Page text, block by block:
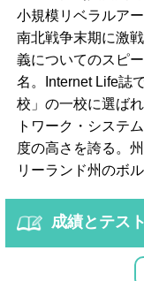
小規模リベラルア
南北戦争末期に激
義についてのスピ
名。Internet Life誌
校」の一校に選ば
トワーク・システ
度の高さを誇る。
リーランド州のボ
成績とテス